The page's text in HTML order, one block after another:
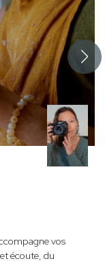
vos
écoute, du